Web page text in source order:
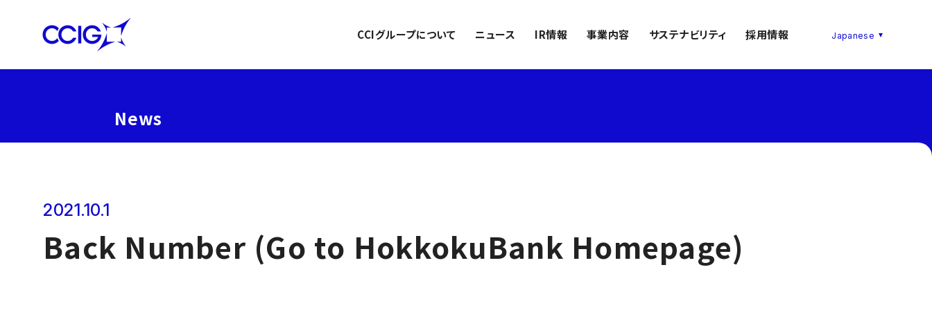
CCIグループについて ニュース IR情報 事業内容 サステナビリティ 採用情報
News
2021.10.1
Back Number (Go to HokkokuBank Homepage)